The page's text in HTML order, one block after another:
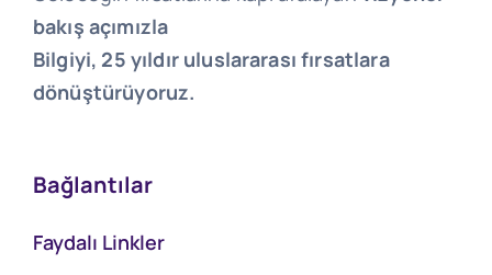
bakış açımızla
Bilgiyi, 25 yıldır uluslararası fırsatlara
dönüştürüyoruz.
Bağlantılar
Faydalı Linkler